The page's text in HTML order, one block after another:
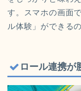
す。スマホの画面
ル体験」ができる
ロール連携が